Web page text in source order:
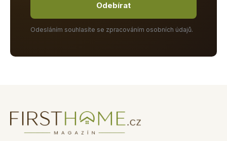
Odebírat
Odesláním souhlasíte se zpracováním osobních údajů.